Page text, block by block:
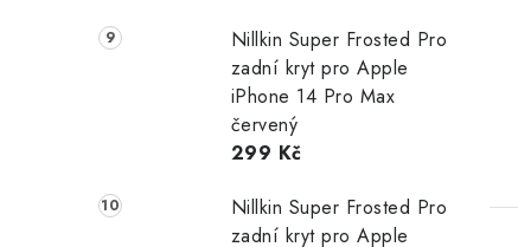
Nillkin Super Frosted Pro
zadní kryt pro Apple
iPhone 14 Pro Max
červený
299 Kč
Nillkin Super Frosted Pro
zadní kryt pro Apple